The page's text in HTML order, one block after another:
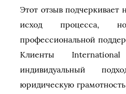
Этот отзыв подчеркивает
исход процесса,
профессиональной
Клиенты
индивидуальный
юридическую